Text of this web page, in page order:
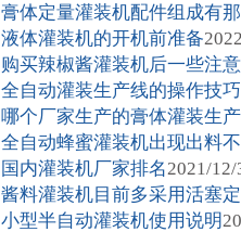
膏体定量灌装机配件组成有
液体灌装机的开机前准备
购买辣椒酱灌装机后一些注
全自动灌装生产线的操作技巧
哪个厂家生产的膏体灌装生
全自动蜂蜜灌装机出现出料
国内灌装机厂家排名2021/12/
酱料灌装机目前多采用活塞
小型半自动灌装机使用说明